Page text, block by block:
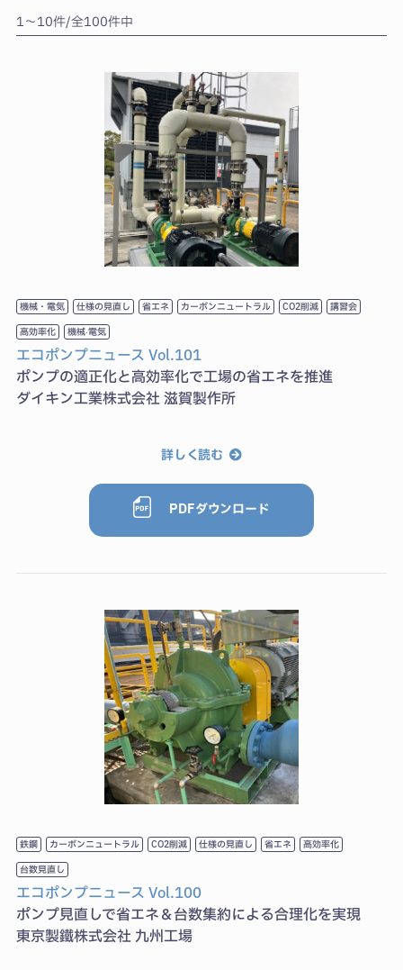
1〜10件/全100件中
機械・電気 仕様の見直し 省エネ カーボンニュートラル CO2削減 講習会
⾼効率化 機械‧電気
エコポンプニュース Vol.101
ポンプの適正化と高効率化で工場の省エネを推進
ダイキン工業株式会社 滋賀製作所
詳しく読む
PDFダウンロード
鉄鋼 カーボンニュートラル CO2削減 仕様の見直し 省エネ ⾼効率化
台数⾒直し
エコポンプニュース Vol.100
ポンプ見直しで省エネ＆台数集約による合理化を実現
東京製鐵株式会社 九州工場